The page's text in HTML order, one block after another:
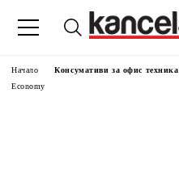
Начало Консумативи за офис техника
Economy